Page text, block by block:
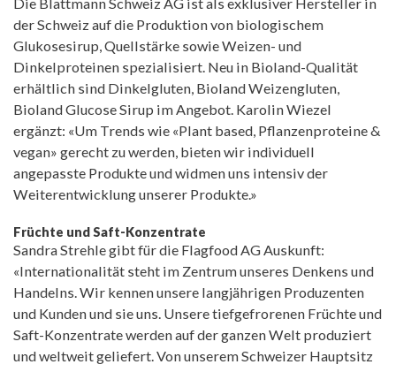
der Schweiz auf die Produktion von biologischem
Glukosesirup, Quellstärke sowie Weizen- und
Dinkelproteinen spezialisiert. Neu in Bioland-Qualität
erhältlich sind Dinkelgluten, Bioland Weizengluten,
Bioland Glucose Sirup im Angebot. Karolin Wiezel
ergänzt: «Um Trends wie «Plant based, Pflanzenproteine &
vegan» gerecht zu werden, bieten wir individuell
angepasste Produkte und widmen uns intensiv der
Weiterentwicklung unserer Produkte.»
Früchte und Saft-Konzentrate
Sandra Strehle gibt für die Flagfood AG Auskunft:
«Internationalität steht im Zentrum unseres Denkens und
Handelns. Wir kennen unsere langjährigen Produzenten
und Kunden und sie uns. Unsere tiefgefrorenen Früchte und
Saft-Konzentrate werden auf der ganzen Welt produziert
und weltweit geliefert. Von unserem Schweizer Hauptsitz